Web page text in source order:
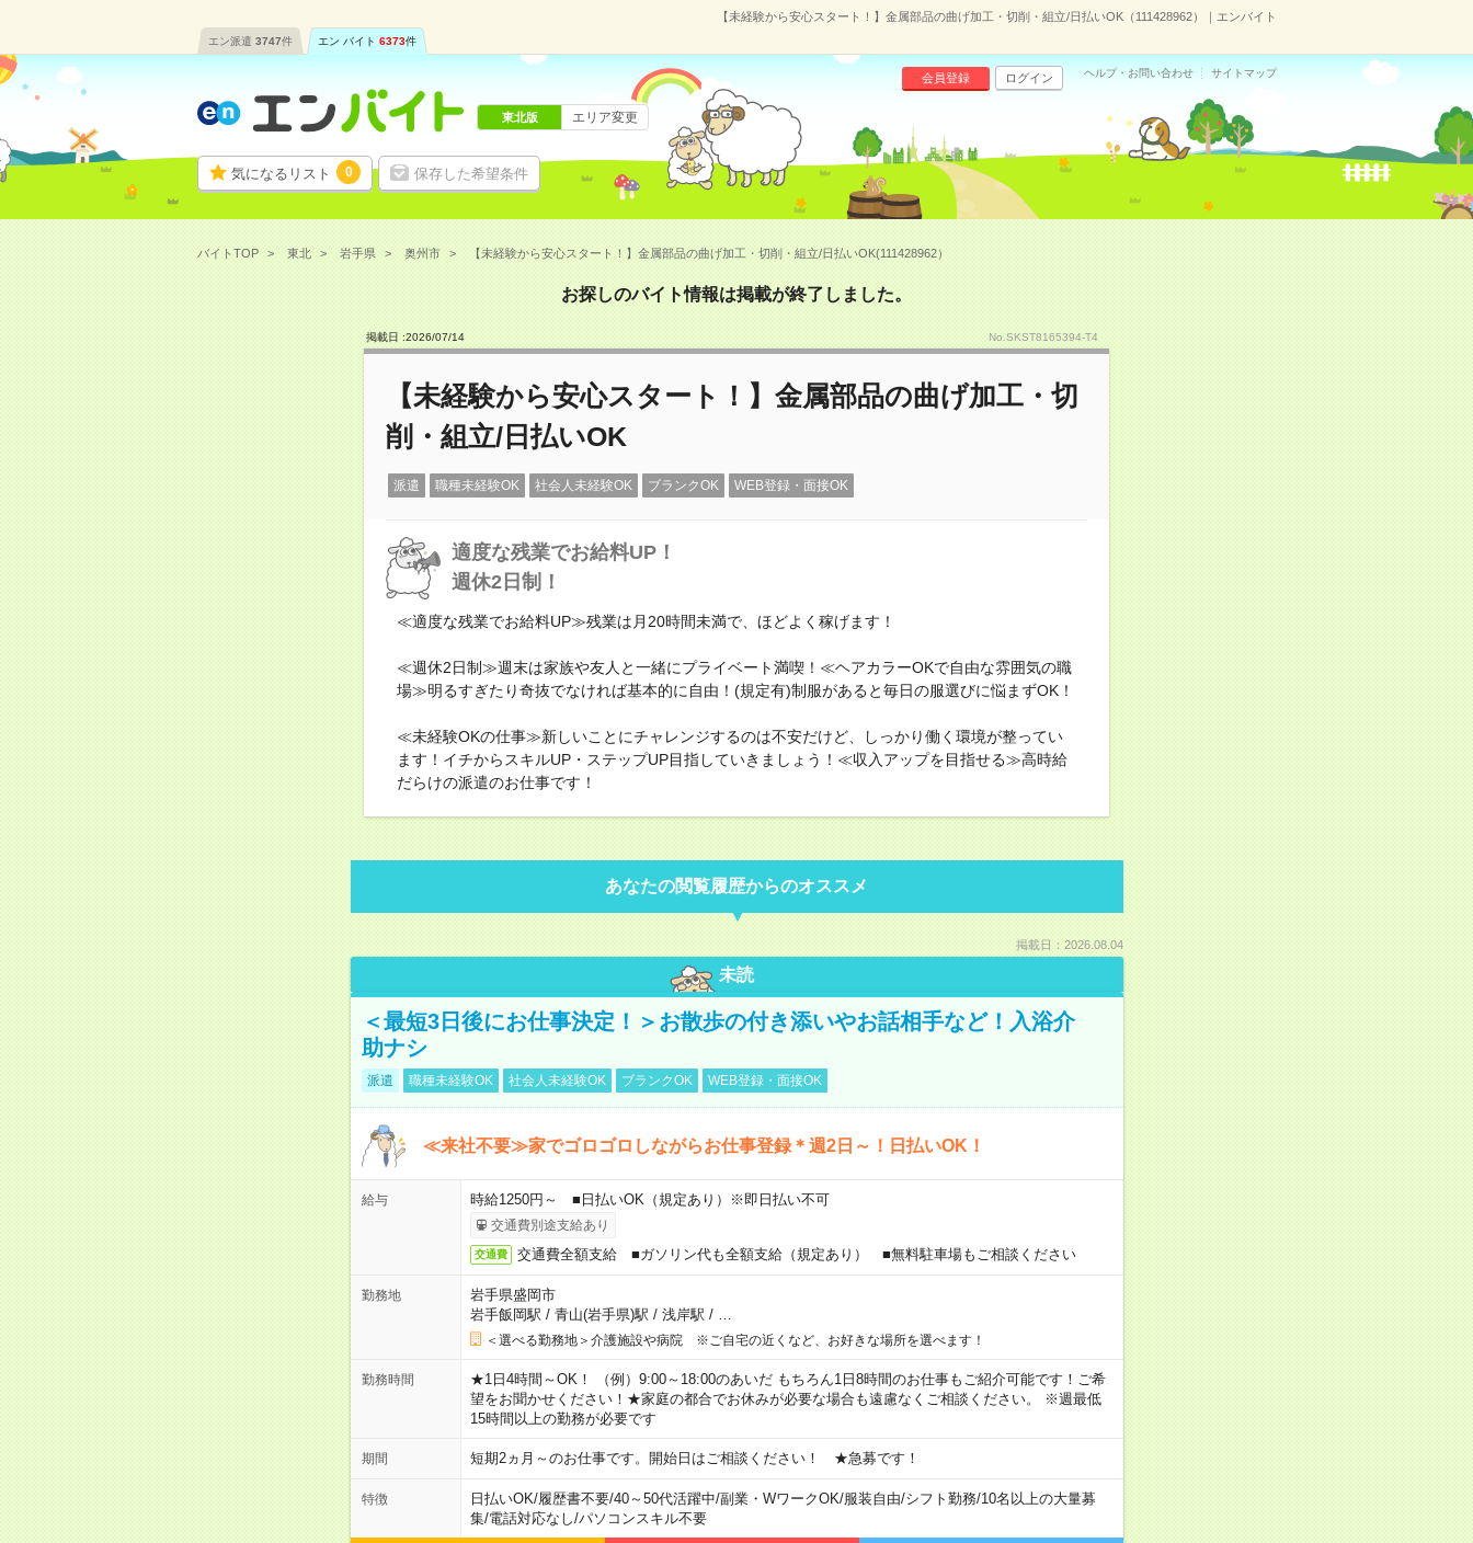
【未経験から安心スタート！】金属部品の曲げ加工・切削・組立/日払いOK（111428962）｜エンバイト
エン派遣 3747件 エン バイト 6373件
気になるリスト 0 保存した希望条件
会員登録 ログイン ヘルプ・お問い合わせ サイトマップ
東北版 エリア変更
バイトTOP 東北 岩手県 奥州市 【未経験から安心スタート！】金属部品の曲げ加工・切削・組立/日払いOK(111428962）
お探しのバイト情報は掲載が終了しました。
掲載日 :2026/07/14 No.SKST8165394-T4
【未経験から安心スタート！】金属部品の曲げ加工・切
削・組立/日払いOK
派遣 職種未経験OK 社会人未経験OK ブランクOK WEB登録・面接OK
適度な残業でお給料UP！
週休2日制！
≪適度な残業でお給料UP≫残業は月20時間未満で、ほどよく稼げます！
≪週休2日制≫週末は家族や友人と一緒にプライベート満喫！≪ヘアカラーOKで自由な雰囲気の職
場≫明るすぎたり奇抜でなければ基本的に自由！(規定有)制服があると毎日の服選びに悩まずOK！
≪未経験OKの仕事≫新しいことにチャレンジするのは不安だけど、しっかり働く環境が整ってい
ます！イチからスキルUP・ステップUP目指していきましょう！≪収入アップを目指せる≫高時給
だらけの派遣のお仕事です！
あなたの閲覧履歴からのオススメ
掲載日：2026.08.04
未読
＜最短3日後にお仕事決定！＞お散歩の付き添いやお話相手など！入浴介
助ナシ
派遣 職種未経験OK 社会人未経験OK ブランクOK WEB登録・面接OK
≪来社不要≫家でゴロゴロしながらお仕事登録＊週2日～！日払いOK！
給与 時給1250円～ ■日払いOK（規定あり）※即日払い不可
交通費別途支給あり
交通費 交通費全額支給 ■ガソリン代も全額支給（規定あり） ■無料駐車場もご相談ください
勤務地
岩手県盛岡市
岩手飯岡駅 / 青山(岩手県)駅 / 浅岸駅 /
＜選べる勤務地＞介護施設や病院 ※ご自宅の近くなど、お好きな場所を選べます！
勤務時間
★1日4時間～OK！ （例）9:00～18:00のあいだ もちろん1日8時間のお仕事もご紹介可能です！ご希
望をお聞かせください！★家庭の都合でお休みが必要な場合も遠慮なくご相談ください。 ※週最低
15時間以上の勤務が必要です
期間 短期2ヵ月～のお仕事です。開始日はご相談ください！ ★急募です！
特徴 日払いOK/履歴書不要/40～50代活躍中/副業・WワークOK/服装自由/シフト勤務/10名以上の大量募
集/電話対応なし/パソコンスキル不要